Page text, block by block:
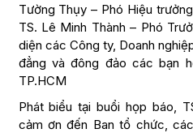
Tường Thụy – Phó Hiệu
TS. Lê Minh Thành – Phó
diện các Công ty, Doanh
đẳng và đông đảo các bạn
TP.HCM
Phát biểu tại buổi họp báo,
cảm ơn đến Ban tổ chức,